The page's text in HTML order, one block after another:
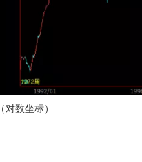
（对数坐标）